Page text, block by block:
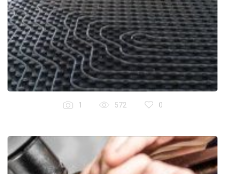
1 572 0